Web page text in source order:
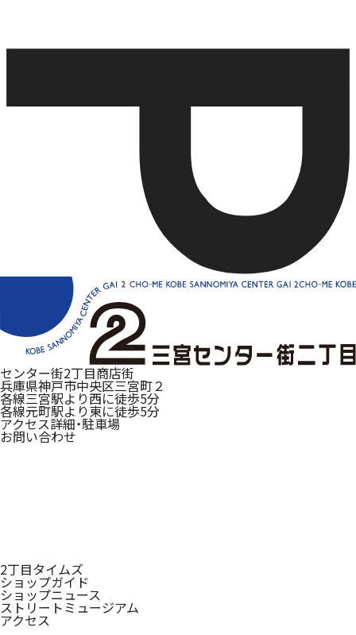
センター街2丁目商店街
兵庫県神戸市中央区三宮町２
各線三宮駅より西に徒歩5分
各線元町駅より東に徒歩5分
アクセス詳細・駐車場
お問い合わせ
2丁目タイムズ
ショップガイド
ショップニュース
ストリートミュージアム
アクセス